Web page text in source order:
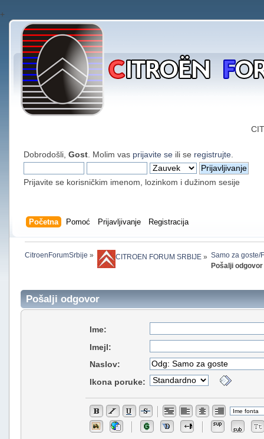
+
Dobrodošli, Gost. Molim vas prijavite seili se registrujte.
Prijavite se korisničkim imenom, lozinkom i dužinom sesije
Početna Pomoć Prijavljivanje Registracija
CitroenForumSrbije » CITROEN FORUM SRBIJE » Samo za goste/
Pošalji
Pošalji odgovor
Ime:
Imejl:
Naslov:
Ikona poruke: